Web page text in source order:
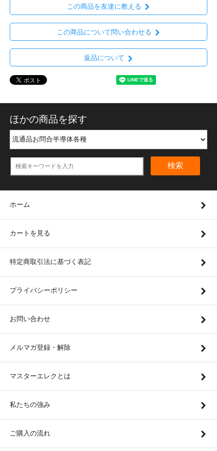
この商品を友達に教える
この商品について問い合わせる
返品について
ほかの商品を探す
検索
ホーム
カートを見る
特定商取引法に基づく表記
プライバシーポリシー
お問い合わせ
メルマガ登録・解除
マスターエレクとは
私たちの強み
ご購入の流れ